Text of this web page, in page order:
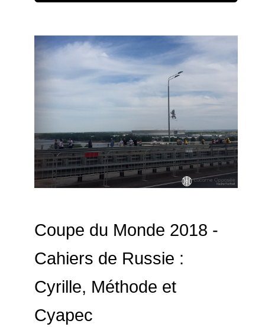
Coupe du Monde 2018 -
Cahiers de Russie :
Cyrille, Méthode et
Cyapec